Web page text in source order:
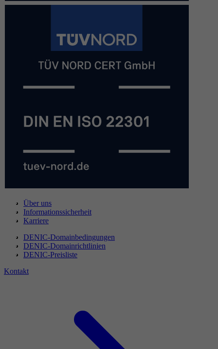
Über uns
Informationssicherheit
Karriere
DENIC-Domainbedingungen
DENIC-Domainrichtlinien
DENIC-Preisliste
Kontakt